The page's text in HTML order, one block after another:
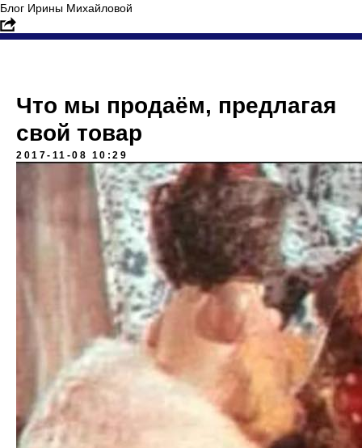
Блог Ирины Михайловой
Что мы продаём, предлагая
свой товар
2017-11-08 10:29